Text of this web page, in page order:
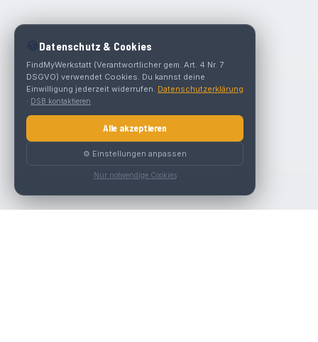
🍪 Datenschutz & Cookies
FindMyWerkstatt (Verantwortlicher gem. Art. 4 Nr. 7
DSGVO) verwendet Cookies. Du kannst deine
Einwilligung jederzeit widerrufen. Datenschutzerklärung
· DSB kontaktieren
Alle akzeptieren
⚙️ Einstellungen anpassen
Nur notwendige Cookies